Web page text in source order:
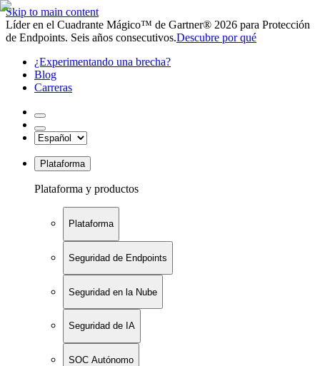
Skip to main content
Líder en el Cuadrante Mágico™ de Gartner® 2026 para Protección
de Endpoints. Seis años consecutivos.Descubre por qué
¿Experimentando una brecha?
Blog
Carreras
Plataforma
Plataforma y productos
Plataforma
Seguridad de Endpoints
Seguridad en la Nube
Seguridad de IA
SOC Autónomo